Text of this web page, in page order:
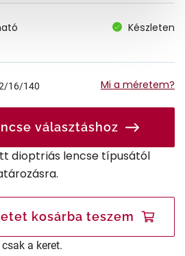
Készleten
16/140 Mi a méretem?
választáshoz
dioptriás lencse típusától
kosárba teszem
a keret.